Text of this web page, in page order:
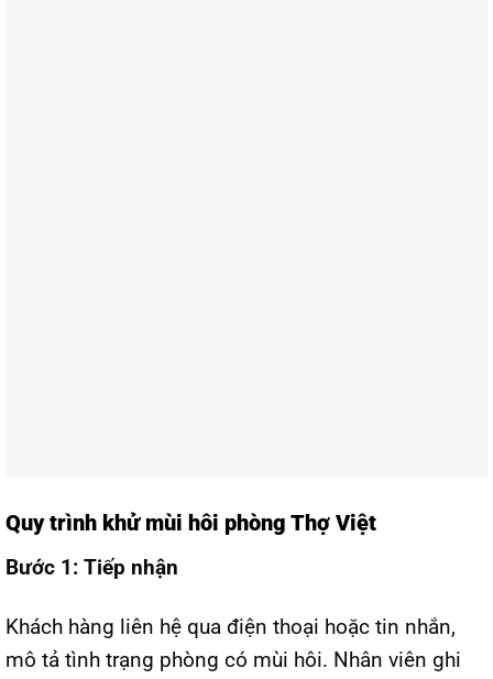
Quy trình khử mùi hôi phòng Thợ Việt
Bước 1: Tiếp nhận
Khách hàng liên hệ qua điện thoại hoặc tin nhắn,
mô tả tình trạng phòng có mùi hôi. Nhân viên ghi